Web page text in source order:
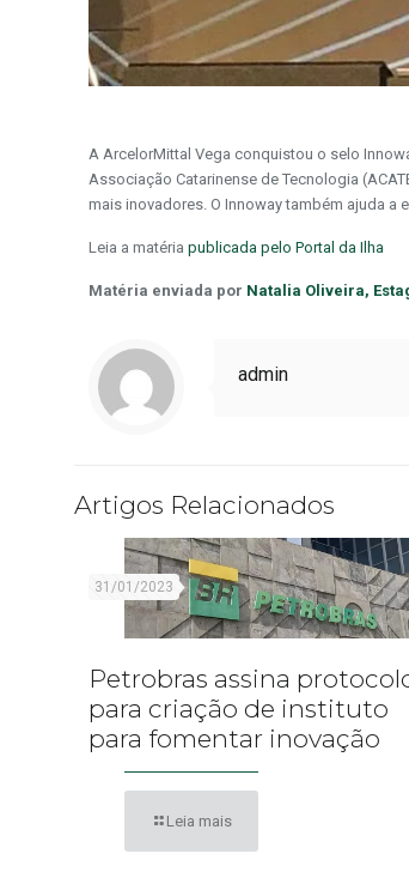
A ArcelorMittal Vega conquistou o selo
Associação Catarinense de Tecnologia
mais inovadores. O Innoway também ajuda a
Leia a matériapublicada pelo Portal da Ilha
Matéria enviada por Natalia Oliveira,
admin
Artigos Relacionados
31/01/2023
Petrobras assina
para criação de instituto
para fomentar inovação
Leia mais